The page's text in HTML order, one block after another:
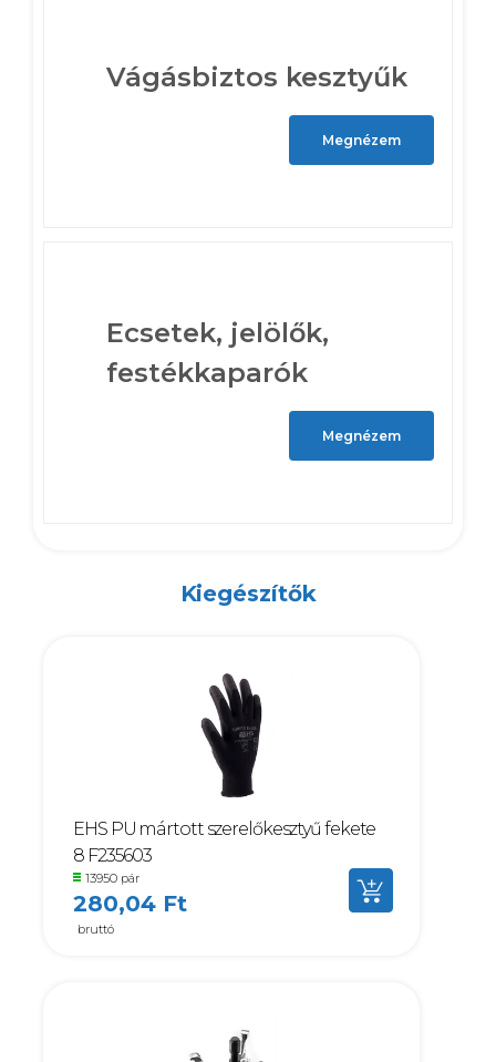
Vágásbiztos kesztyűk
Megnézem
Ecsetek, jelölők,
festékkaparók
Megnézem
Kiegészítők
EHS PU mártott szerelőkesztyű fekete
8 F235603
13950 pár
280,04 Ft
bruttó